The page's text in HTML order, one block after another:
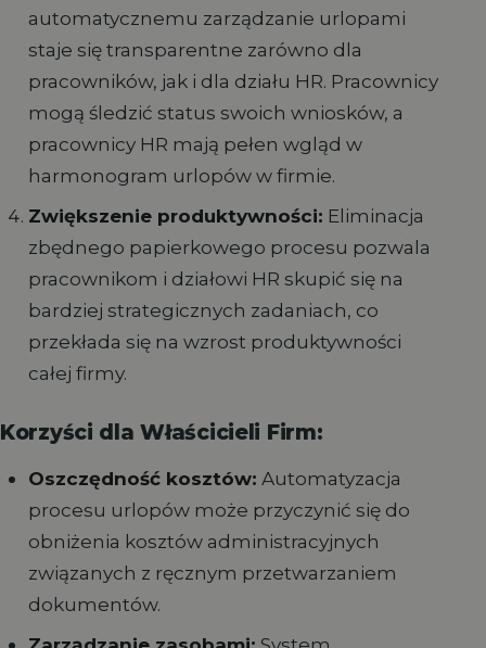
automatycznemu zarządzanie urlopami
staje się transparentne zarówno dla
pracowników, jak i dla działu HR. Pracownicy
mogą śledzić status swoich wniosków, a
pracownicy HR mają pełen wgląd w
harmonogram urlopów w firmie.
Zwiększenie produktywności: Eliminacja
zbędnego papierkowego procesu pozwala
pracownikom i działowi HR skupić się na
bardziej strategicznych zadaniach, co
przekłada się na wzrost produktywności
całej firmy.
Korzyści dla Właścicieli Firm:
Oszczędność kosztów: Automatyzacja
procesu urlopów może przyczynić się do
obniżenia kosztów administracyjnych
związanych z ręcznym przetwarzaniem
dokumentów.